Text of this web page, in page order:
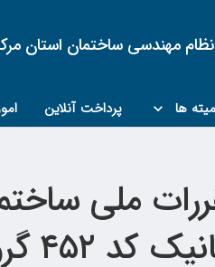
مهندسی ساختمان استان
ها پرداخت آنلاین
ثبت نام دوره
گروه دوم